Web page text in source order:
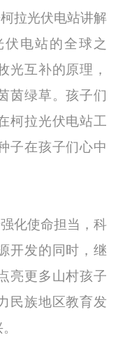
拉光伏电站讲解
电站的全球之
光互补的原理，
茵绿草。孩子们
柯拉光伏电站工
子在孩子们心中
化使命担当，科
开发的同时，继
亮更多山村孩子
民族地区教育发